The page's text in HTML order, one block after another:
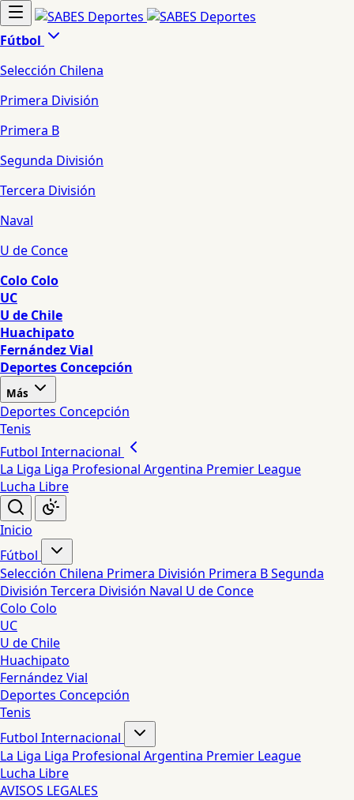
Fútbol
Selección Chilena
Primera División
Primera B
Segunda División
Tercera División
Naval
U de Conce
Colo Colo
UC
U de Chile
Huachipato
Fernández Vial
Deportes Concepción
Más
Deportes Concepción
Tenis
Futbol Internacional
La Liga Liga Profesional Argentina Premier League
Lucha Libre
Inicio
Fútbol
Selección Chilena Primera División Primera BSegunda
División Tercera División Naval U de Conce
Colo Colo
UC
U de Chile
Huachipato
Fernández Vial
Deportes Concepción
Tenis
Futbol Internacional
La Liga Liga Profesional Argentina Premier League
Lucha Libre
AVISOS LEGALES